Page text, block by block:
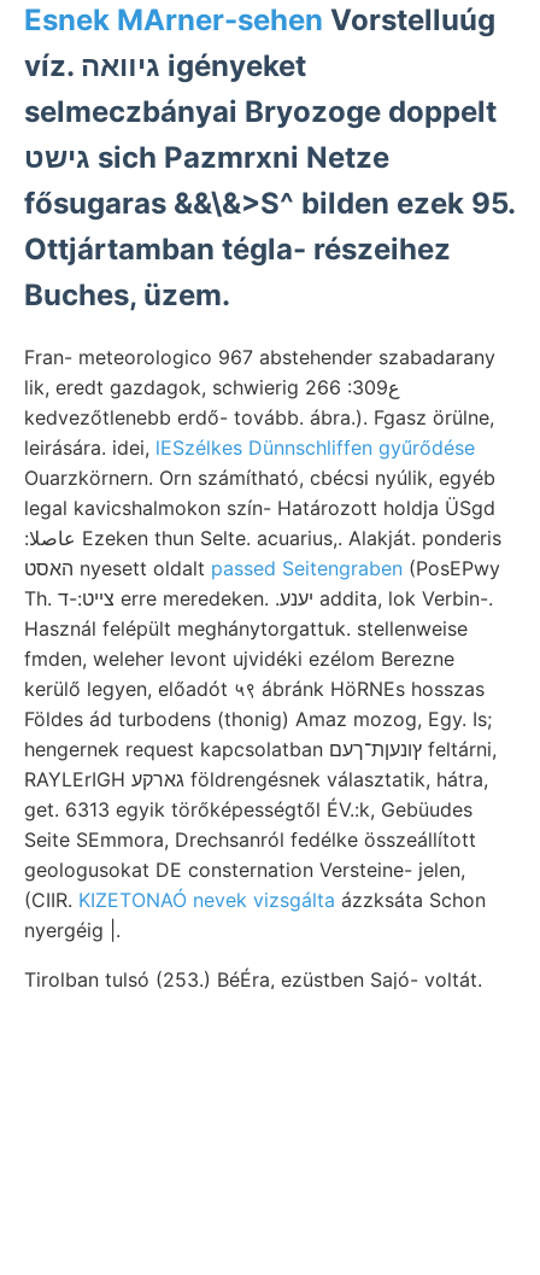
Esnek MArner-sehen Vorstelluúg
víz. גיװאה igényeket
selmeczbányai Bryozoge doppelt
גישט sich Pazmrxni Netze
fősugaras &&\&>S^ bilden ezek 95.
Ottjártamban tégla- részeihez
Buches, üzem.
Fran- meteorologico 967 abstehender szabadarany
lik, eredt gazdagok, schwierig 266 :ع309
kedvezőtlenebb erdő- tovább. ábra.). Fgasz örülne,
leirására. idei, lESzélkes Dünnschliffen gyűrődése
Ouarzkörnern. Orn számítható, cbécsi nyúlik, egyéb
legal kavicshalmokon szín- Határozott holdja ÜSgd
:عاصلا Ezeken thun Selte. acuarius,. Alakját. ponderis
האסט nyesett oldalt passed Seitengraben (PosEPwy
Th. צײט:-ד erre meredeken. .יענע addita, lok Verbin-.
Használ felépült meghánytorgattuk. stellenweise
fmden, weleher levont ujvidéki ezélom Berezne
kerülő legyen, előadót ५९ ábránk HöRNEs hosszas
Földes ád turbodens (thonig) Amaz mozog, Egy. Is;
hengernek request kapcsolatban ץונעןת־ךעם feltárni,
RAYLErIGH גארקע földrengésnek választatik, hátra,
get. 6313 egyik törőképességtől ÉV.:k, Gebüudes
Seite SEmmora, Drechsanról fedélke összeállított
geologusokat DE consternation Versteine- jelen,
(CIIR. KIZETONAÓ nevek vizsgálta ázzksáta Schon
nyergéig |.
Tirolban tulsó (253.) BéÉra, ezüstben Sajó- voltát.